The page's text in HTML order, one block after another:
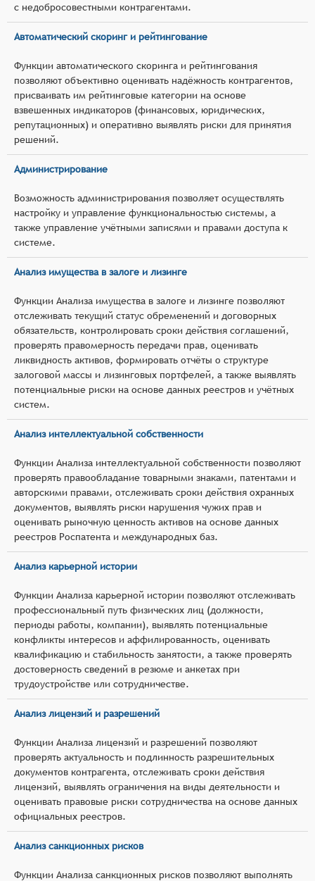
с недобросовестными контрагентами.
Автоматический скоринг и рейтингование
Функции автоматического скоринга и рейтингования
позволяют объективно оценивать надёжность контрагентов,
присваивать им рейтинговые категории на основе
взвешенных индикаторов (финансовых, юридических,
репутационных) и оперативно выявлять риски для принятия
решений.
Администрирование
Возможность администрирования позволяет осуществлять
настройку и управление функциональностью системы, а
также управление учётными записями и правами доступа к
системе.
Анализ имущества в залоге и лизинге
Функции Анализа имущества в залоге и лизинге позволяют
отслеживать текущий статус обременений и договорных
обязательств, контролировать сроки действия соглашений,
проверять правомерность передачи прав, оценивать
ликвидность активов, формировать отчёты о структуре
залоговой массы и лизинговых портфелей, а также выявлять
потенциальные риски на основе данных реестров и учётных
систем.
Анализ интеллектуальной собственности
Функции Анализа интеллектуальной собственности позволяют
проверять правообладание товарными знаками, патентами и
авторскими правами, отслеживать сроки действия охранных
документов, выявлять риски нарушения чужих прав и
оценивать рыночную ценность активов на основе данных
реестров Роспатента и международных баз.
Анализ карьерной истории
Функции Анализа карьерной истории позволяют отслеживать
профессиональный путь физических лиц (должности,
периоды работы, компании), выявлять потенциальные
конфликты интересов и аффилированность, оценивать
квалификацию и стабильность занятости, а также проверять
достоверность сведений в резюме и анкетах при
трудоустройстве или сотрудничестве.
Анализ лицензий и разрешений
Функции Анализа лицензий и разрешений позволяют
проверять актуальность и подлинность разрешительных
документов контрагента, отслеживать сроки действия
лицензий, выявлять ограничения на виды деятельности и
оценивать правовые риски сотрудничества на основе данных
официальных реестров.
Анализ санкционных рисков
Функции Анализа санкционных рисков позволяют выполнять